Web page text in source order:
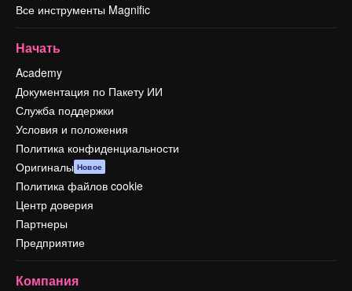
Все инструменты Magnific
Начать
Academy
Документация по Пакету ИИ
Служба поддержки
Условия и положения
Политика конфиденциальности
Оригиналы Новое
Политика файлов cookie
Центр доверия
Партнеры
Предприятие
Компания